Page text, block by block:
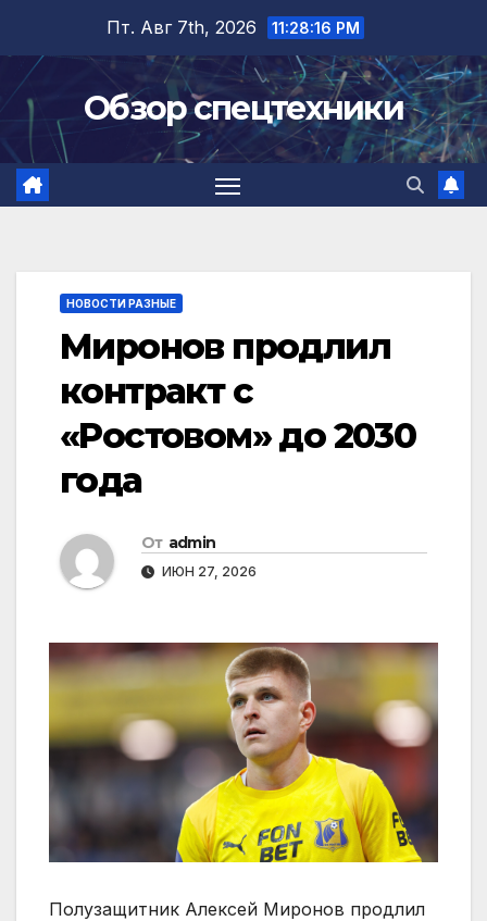
содержимому
Пт. Авг 7th, 2026 11:28:17 PM
Обзор спецтехники
НОВОСТИ РАЗНЫЕ
Миронов продлил
контракт с
«Ростовом» до 2030
года
От admin
ИЮН 27, 2026
Полузащитник Алексей Миронов продлил